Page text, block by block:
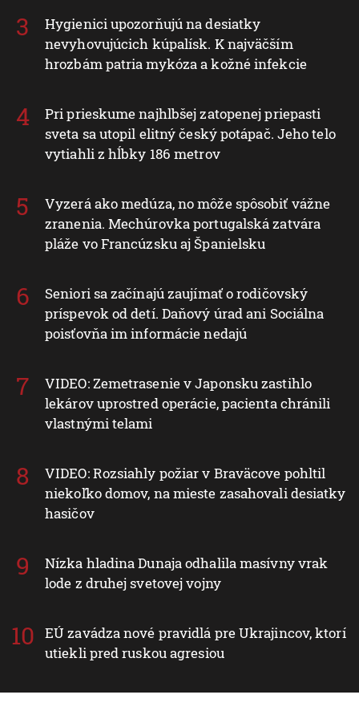
Hygienici upozorňujú na desiatky
nevyhovujúcich kúpalísk. K najväčším
hrozbám patria mykóza a kožné infekcie
Pri prieskume najhlbšej zatopenej priepasti
sveta sa utopil elitný český potápač. Jeho telo
vytiahli z hĺbky 186 metrov
Vyzerá ako medúza, no môže spôsobiť vážne
zranenia. Mechúrovka portugalská zatvára
pláže vo Francúzsku aj Španielsku
Seniori sa začínajú zaujímať o rodičovský
príspevok od detí. Daňový úrad ani Sociálna
poisťovňa im informácie nedajú
VIDEO: Zemetrasenie v Japonsku zastihlo
lekárov uprostred operácie, pacienta chránili
vlastnými telami
VIDEO: Rozsiahly požiar v Braväcove pohltil
niekoľko domov, na mieste zasahovali desiatky
hasičov
Nízka hladina Dunaja odhalila masívny vrak
lode z druhej svetovej vojny
EÚ zavádza nové pravidlá pre Ukrajincov, ktorí
utiekli pred ruskou agresiou